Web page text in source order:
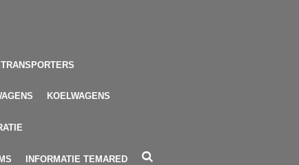
KOELWAGENS
INFORMATIE TEMARED